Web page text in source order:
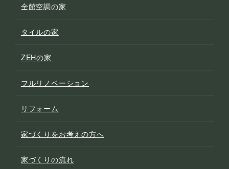
全館空調の家
タイルの家
ZEHの家
フルリノベーション
リフォーム
家づくりをお考えの方へ
家づくりの流れ